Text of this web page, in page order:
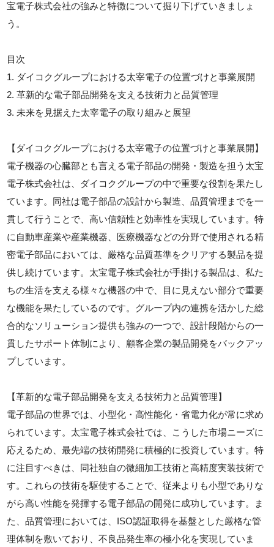
宝電子株式会社の強みと特徴について掘り下げていきましょ
う。
目次
1. ダイコクグループにおける太宰電子の位置づけと事業展開
2. 革新的な電子部品開発を支える技術力と品質管理
3. 未来を見据えた太宰電子の取り組みと展望
【ダイコクグループにおける太宰電子の位置づけと事業展開】
電子機器の心臓部とも言える電子部品の開発・製造を担う太宝
電子株式会社は、ダイコクグループの中で重要な役割を果たし
ています。同社は電子部品の設計から製造、品質管理までを一
貫して行うことで、高い信頼性と効率性を実現しています。特
に自動車産業や産業機器、医療機器などの分野で使用される精
密電子部品においては、厳格な品質基準をクリアする製品を提
供し続けています。太宝電子株式会社が手掛ける製品は、私た
ちの生活を支える様々な機器の中で、目に見えない部分で重要
な機能を果たしているのです。グループ内の連携を活かした総
合的なソリューション提供も強みの一つで、設計段階からの一
貫したサポート体制により、顧客企業の製品開発をバックアッ
プしています。
【革新的な電子部品開発を支える技術力と品質管理】
電子部品の世界では、小型化・高性能化・省電力化が常に求め
られています。太宝電子株式会社では、こうした市場ニーズに
応えるため、最先端の技術開発に積極的に投資しています。特
に注目すべきは、同社独自の微細加工技術と高精度実装技術で
す。これらの技術を駆使することで、従来よりも小型でありな
がら高い性能を発揮する電子部品の開発に成功しています。ま
た、品質管理においては、ISO認証取得を基盤とした厳格な管
理体制を敷いており、不良品発生率の極小化を実現していま